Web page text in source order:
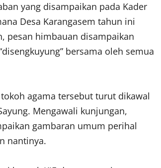
yang disampaikan pada Kader
Desa Karangasem tahun ini
pesan himbauan disampaikan
bersama oleh semua
agama tersebut turut dikawal
Mengawali kunjungan,
gambaran umum perihal
nantinya.